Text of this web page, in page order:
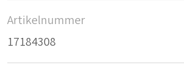
Artikelnummer
17184308